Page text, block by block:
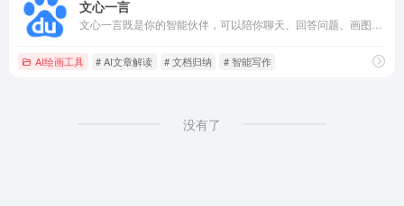
文心一言
AI绘画工具 # AI文章解读 # 文档归纳 # 智能写作
没有了